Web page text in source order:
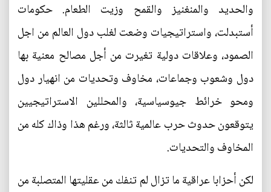
والحديد والمنغنيز والقمح وزيت الطعام. حكومات
أستبدلت، واستراتيجيات وضعت لغلب دول العالم من اجل
الصمود، وعلاقات دولية تغيرت من أجل مصالح معنية بها
دول وشعوب وجماعات، مخاوف وتحديات من انهيار دول
ومحو خرائط جيوسياسية، والمحللين الاستراتيجيين
يتوقعون حدوث حرب عالمية ثالثة، ورغم هذا وذاك كله من
المخاوف والتحديات.
لكن أحزابا عراقية ما تزال لم تنفك من عقليتها المتصلبة من